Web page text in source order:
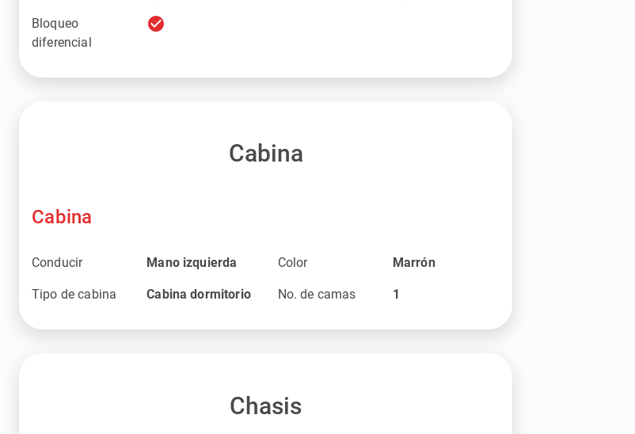
Bloqueo
diferencial
check_circle
Cabina
Cabina
Conducir Mano izquierda Color Marrón
Tipo de cabina Cabina dormitorio No. de camas 1
Chasis